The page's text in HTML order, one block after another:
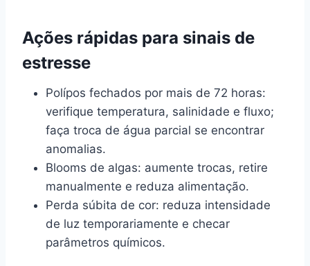
Ações rápidas para sinais de
estresse
Polípos fechados por mais de 72 horas:
verifique temperatura, salinidade e fluxo;
faça troca de água parcial se encontrar
anomalias.
Blooms de algas: aumente trocas, retire
manualmente e reduza alimentação.
Perda súbita de cor: reduza intensidade
de luz temporariamente e checar
parâmetros químicos.